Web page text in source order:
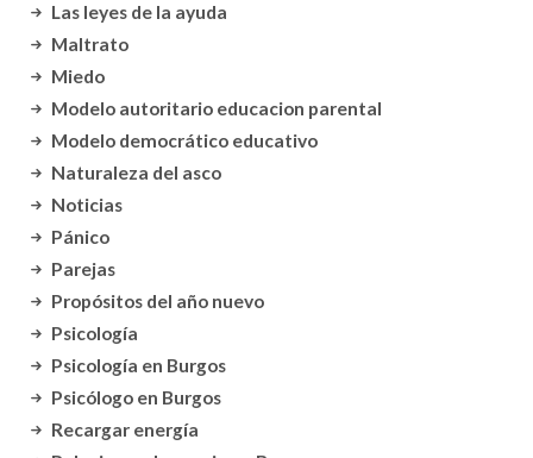
Las leyes de la ayuda
Maltrato
Miedo
Modelo autoritario educacion parental
Modelo democrático educativo
Naturaleza del asco
Noticias
Pánico
Parejas
Propósitos del año nuevo
Psicología
Psicología en Burgos
Psicólogo en Burgos
Recargar energía